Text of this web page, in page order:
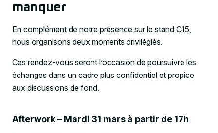
manquer
En complément de notre présence sur le stand C15,
nous organisons deux moments privilégiés.
Ces rendez-vous seront l’occasion de poursuivre les
échanges dans un cadre plus confidentiel et propice
aux discussions de fond.
Afterwork – Mardi 31 mars à partir de 17h